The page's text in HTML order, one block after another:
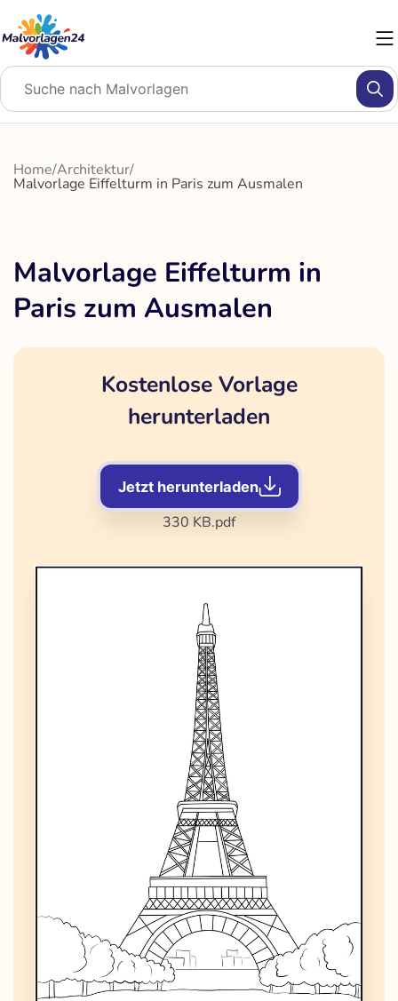
Inhalt
springen
Home/Architektur/
Malvorlage Eiffelturm in Paris zum Ausmalen
Malvorlage Eiffelturm in
Paris zum Ausmalen
Kostenlose Vorlage
herunterladen
Jetzt herunterladen
330 KB.pdf